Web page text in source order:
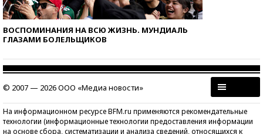
ВОСПОМИНАНИЯ НА ВСЮ ЖИЗНЬ. МУНДИАЛЬ
ГЛАЗАМИ БОЛЕЛЬЩИКОВ
© 2007 — 2026 ООО «Медиа новости»
На информационном ресурсе BFM.ru применяются рекомендательные
технологии (информационные технологии предоставления информации
на основе сбора, систематизации и анализа сведений, относящихся к